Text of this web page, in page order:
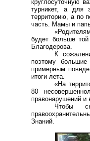
круглосуточную
турникет, а для
территорию, а по
часть. Мамы и
будет больше
Благодерова.
К
поэтому
примерным
итоги лета.
«На
80
правонарушений и
Чтобы
Знаний.